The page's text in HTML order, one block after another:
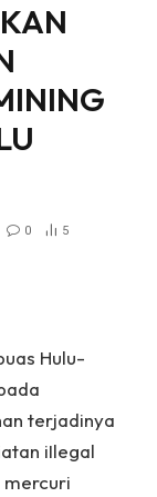
0 5
Hulu-
terjadinya
iIlegal
mercuri